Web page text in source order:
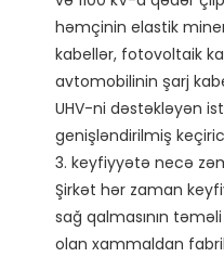
həmçinin elastik
kabellər, fotovoltaik
avtomobilinin şarj
UHV-ni dəstəkləyən
genişləndirilmiş
3. keyfiyyətə necə
Şirkət hər zaman
sağ qalmasının
olan xammaldan